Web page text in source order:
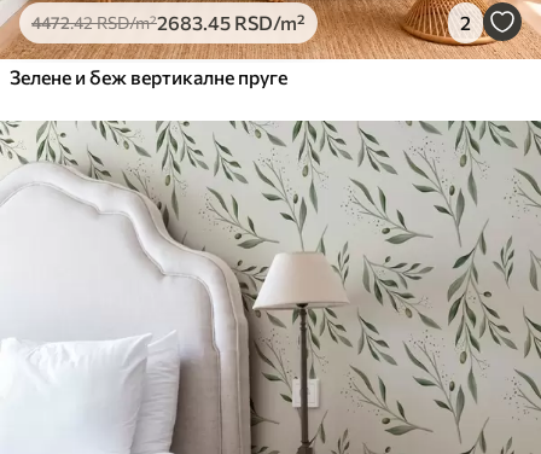
4472.42RSD/m²2683.45 RSD/m² 2
Зелене и беж вертикалне пруге